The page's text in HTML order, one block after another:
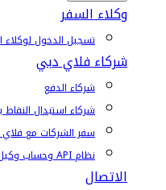
وكلاء السفر
تسجيل الدخول لوكلاء
شركاء فلاي دبي
شركاء الدفع
شركاء استبدال
سفر الشركات مع
نظام API وحساب وكيل سفر جديد
الاتصال